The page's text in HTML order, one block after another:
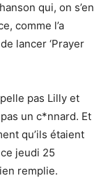
qui, on s’en
comme l’a
lancer ‘Prayer
pas Lilly et
un c*nnard. Et
qu’ils étaient
jeudi 25
remplie.